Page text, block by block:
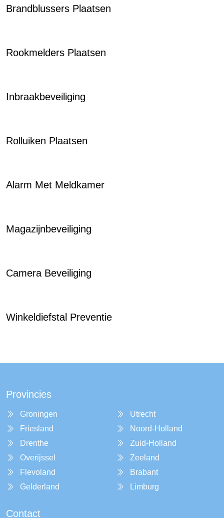
Brandblussers Plaatsen
Rookmelders Plaatsen
Inbraakbeveiliging
Rolluiken Plaatsen
Alarm Met Meldkamer
Magazijnbeveiliging
Camera Beveiliging
Winkeldiefstal Preventie
Provincies
Groningen
Friesland
Drenthe
Overijssel
Flevoland
Gelderland
Utrecht
Noord-Holland
Zuid-Holland
Zeeland
Brabant
Limburg
Contact